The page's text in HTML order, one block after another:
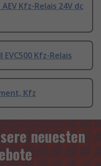
Kfz-Relais 24V dc
Kfz-Relais
Kfz
neuesten